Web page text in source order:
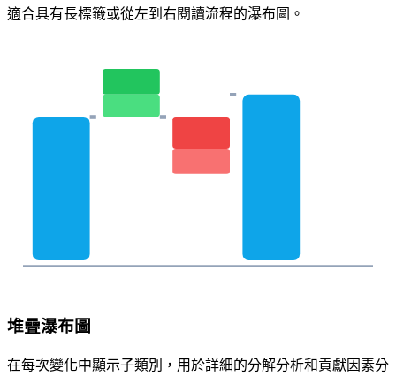
適合具有長標籤或從左到右閱讀流程的瀑布圖。
堆疊瀑布圖
在每次變化中顯示子類別，用於詳細的分解分析和貢獻因素分